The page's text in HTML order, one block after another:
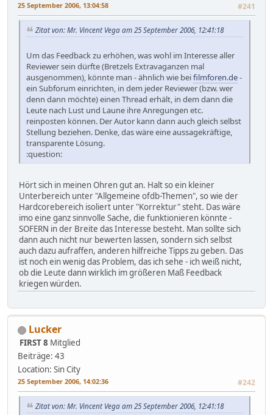
25 September 2006, 13:04:58 #241
Zitat von: Mr. Vincent Vega am 25 September 2006, 12:41:18
Um das Feedback zu erhöhen, was wohl im Interesse aller
Reviewer sein dürfte (Bretzels Extravaganzen mal
ausgenommen), könnte man - ähnlich wie beifilmforen.de-
ein Subforum einrichten, in dem jeder Reviewer (bzw. wer
denn dann möchte) einen Thread erhält, in dem dann die
Leute nach Lust und Laune ihre Anregungen etc.
reinposten können. Der Autor kann dann auch gleich selbst
Stellung beziehen. Denke, das wäre eine aussagekräftige,
transparente Lösung.
:question:
Hört sich in meinen Ohren gut an. Halt so ein kleiner
Unterbereich unter "Allgemeine ofdb-Themen", so wie der
Hardcorebereich isoliert unter "Korrektur" steht. Das wäre
imo eine ganz sinnvolle Sache, die funktionieren könnte -
SOFERN in der Breite das Interesse besteht. Man sollte sich
dann auch nicht nur bewerten lassen, sondern sich selbst
auch dazu aufraffen, anderen hilfreiche Tipps zu geben. Das
ist noch ein wenig das Problem, das ich sehe - ich weiß nicht,
ob die Leute dann wirklich im größeren Maß Feedback
kriegen würden.
Lucker
FIRST 8 Mitglied
Beiträge: 43
Location: Sin City
25 September 2006, 14:02:36 #242
Zitat von: Mr. Vincent Vega am 25 September 2006, 12:41:18